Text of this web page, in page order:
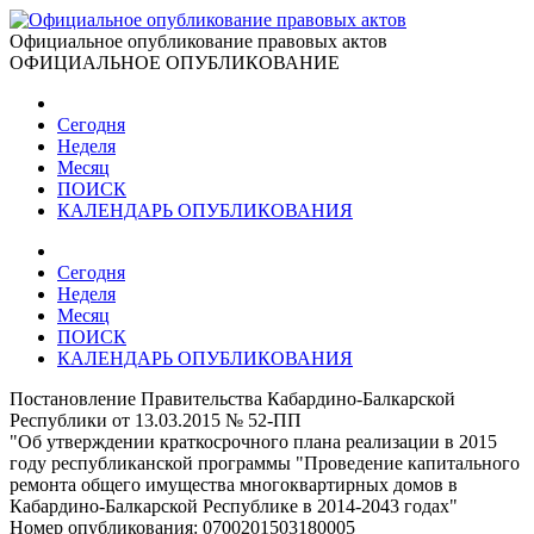
Официальное опубликование правовых актов
ОФИЦИАЛЬНОЕ ОПУБЛИКОВАНИЕ
Сегодня
Неделя
Месяц
ПОИСК
КАЛЕНДАРЬ ОПУБЛИКОВАНИЯ
Сегодня
Неделя
Месяц
ПОИСК
КАЛЕНДАРЬ ОПУБЛИКОВАНИЯ
Постановление Правительства Кабардино-Балкарской
Республики от 13.03.2015 № 52-ПП
"Об утверждении краткосрочного плана реализации в 2015
году республиканской программы "Проведение капитального
ремонта общего имущества многоквартирных домов в
Кабардино-Балкарской Республике в 2014-2043 годах"
Номер опубликования: 0700201503180005